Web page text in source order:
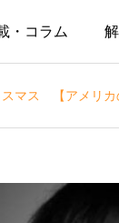
・コラム
マス 【アメリ